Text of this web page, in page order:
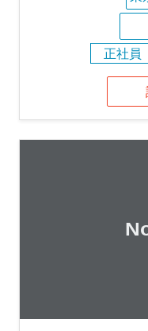
正社員